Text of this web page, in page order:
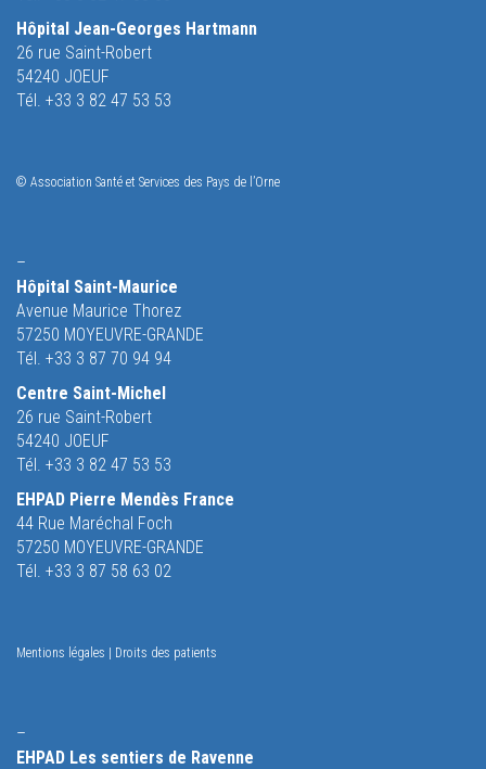
Hôpital Jean-Georges Hartmann
26 rue Saint-Robert
54240 JOEUF
Tél. +33 3 82 47 53 53
© Association Santé et Services des Pays de l’Orne
–
Hôpital Saint-Maurice
Avenue Maurice Thorez
57250 MOYEUVRE-GRANDE
Tél. +33 3 87 70 94 94
Centre Saint-Michel
26 rue Saint-Robert
54240 JOEUF
Tél. +33 3 82 47 53 53
EHPAD Pierre Mendès France
44 Rue Maréchal Foch
57250 MOYEUVRE-GRANDE
Tél. +33 3 87 58 63 02
Mentions légales Droits des patients
–
EHPAD Les sentiers de Ravenne